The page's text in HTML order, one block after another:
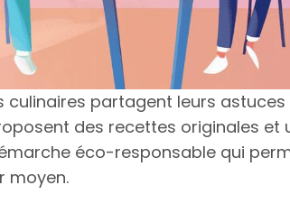
culinaires partagent leurs
des recettes originales
éco-responsable qui
moyen.